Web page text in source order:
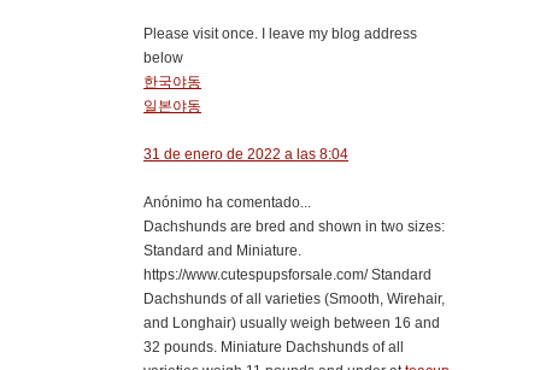
Please visit once. I leave my blog address
below
한국야동
일본야동
31 de enero de 2022 a las 8:04
Anónimo ha comentado...
Dachshunds are bred and shown in two sizes:
Standard and Miniature.
https://www.cutespupsforsale.com/ Standard
Dachshunds of all varieties (Smooth, Wirehair,
and Longhair) usually weigh between 16 and
32 pounds. Miniature Dachshunds of all